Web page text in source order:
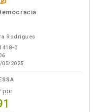
Rodrigues
0
05/2025
por